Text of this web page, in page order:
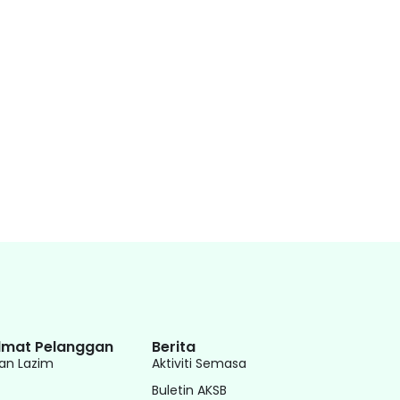
Pelanggan
Lazim
Berita
Aktiviti Semasa
Buletin AKSB